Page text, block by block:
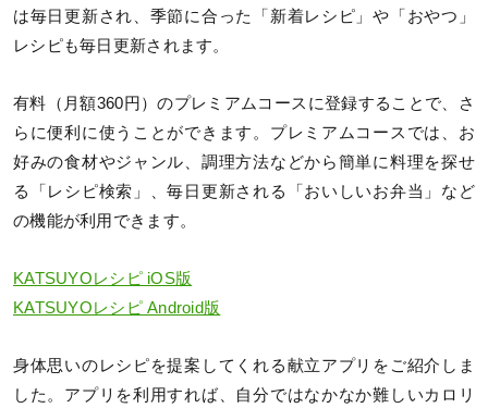
は毎日更新され、季節に合った「新着レシピ」や「おやつ」
レシピも毎日更新されます。
有料（月額360円）のプレミアムコースに登録することで、さ
らに便利に使うことができます。プレミアムコースでは、お
好みの食材やジャンル、調理方法などから簡単に料理を探せ
る「レシピ検索」、毎日更新される「おいしいお弁当」など
の機能が利用できます。
KATSUYOレシピ iOS版
KATSUYOレシピ Android版
身体思いのレシピを提案してくれる献立アプリをご紹介しま
した。アプリを利用すれば、自分ではなかなか難しいカロリ